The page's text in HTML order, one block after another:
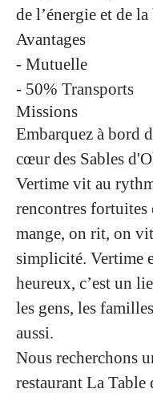
de l’énergie et de
Avantages
- Mutuelle
- 50% Transports
Missions
Embarquez à bord
cœur des Sables
Vertime vit au
rencontres fortuites
mange, on rit, on
simplicité. Vertime
heureux, c’est un
les gens, les
aussi.
Nous recherchons
restaurant La Table